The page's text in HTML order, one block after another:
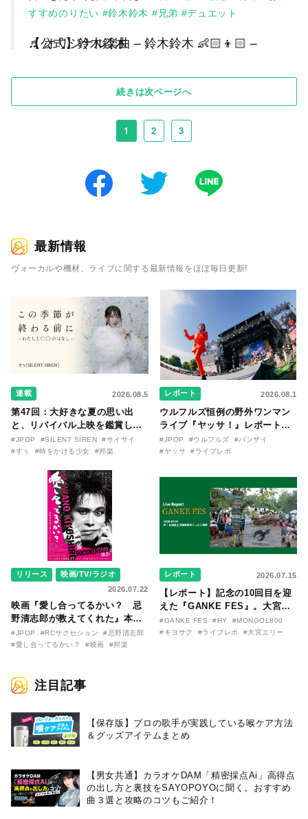
すすめのりたい #鈴木鈴木 #兄弟 #デュエット
♬ オリジナル楽曲 – 鈴木鈴木 👶🏻👦🏻 – 【公式】鈴木鈴木
続きは次ページへ
1 2 3
最新情報
ヴォーカルや機材、ライブに関する最新情報をほぼ毎日更新!
連載 2026.08.5
第47回：大好きな夏の思い出
と、リバイバル上映を鑑賞した
『時をかける少女』のおはなし
〜SILENT SIREN・すぅ『この
〇のはなし〜』
#JPOP #SILENT SIREN
#サイサイ
#すぅ
#時をかける少女 #邦楽
レポート 2026.08.1
ウルフルズ恒例の野外ワンマン
ライブ『ヤッサ！』レポート！
リリースから30年を迎えたアル
バム『バンザイ』完全再現に、
た日。
#JPOP #ウルフルズ
#バンザイ
#ヤッサ
#ライブレポ
リリース
映画/TV/ラジオ
2026.07.22
映画『愛し合ってるかい？ 忌
野清志郎が教えてくれた』本予
告映像とキービジュアルがつい
に解禁！ キヨシロー関連商品も
#JPOP #RCサクセション
#忌野清志郎
#愛し合ってるかい？
#映画 #邦楽
レポート 2026.07.15
【レポート】記念の10回目を迎
えた『GANKE FES』。大宮エ
リー作『アイヌの神々の崖』を
前に、キヨサク
#GANKE FES #HY
#MONGOL800
#キヨサク
#ライブレポ #大宮エリー
注目記事
【保存版】プロの歌手が実践している喉ケア⽅法
＆グッズアイテムまとめ
【男女共通】カラオケDAM「精密採点Ai」高得点
の出し方と裏技をSAYOPOYOに聞く。おすすめ
曲３選と攻略のコツもご紹介！